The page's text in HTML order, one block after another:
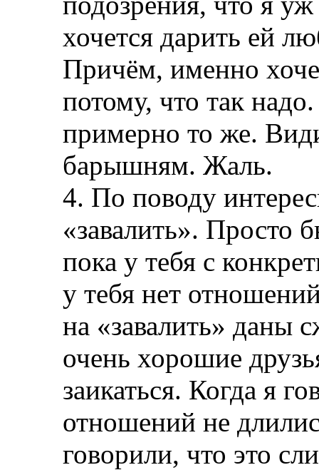
хочется дарить ей
Причём, именно
потому, что так
примерно то же.
барышням. Жаль.
4. По поводу
«завалить». Просто
пока у тебя с
у тебя нет
на «завалить» даны
очень хорошие
заикаться. Когда я
отношений не
говорили, что это